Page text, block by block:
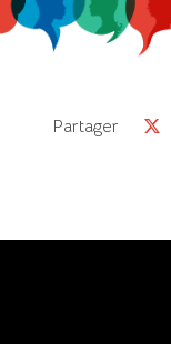
Partager